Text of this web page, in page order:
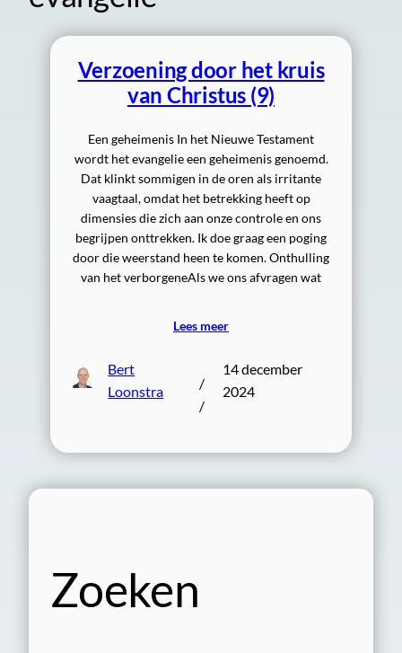
Verzoening door het kruis
van Christus (9)
Een geheimenis In het Nieuwe Testament
wordt het evangelie een geheimenis genoemd.
Dat klinkt sommigen in de oren als irritante
vaagtaal, omdat het betrekking heeft op
dimensies die zich aan onze controle en ons
begrijpen onttrekken. Ik doe graag een poging
door die weerstand heen te komen. Onthulling
van het verborgeneAls we ons afvragen wat
Lees meer
Bert
Loonstra
/
/
14 december
2024
Zoeken